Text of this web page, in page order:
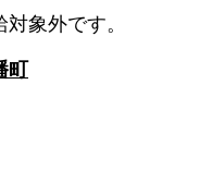
象外です。
町